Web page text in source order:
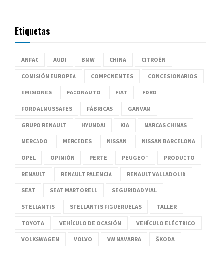
Etiquetas
ANFAC AUDI BMW CHINA CITROËN
COMISIÓN EUROPEA COMPONENTES CONCESIONARIOS
EMISIONES FACONAUTO FIAT FORD
FORD ALMUSSAFES FÁBRICAS GANVAM
GRUPO RENAULT HYUNDAI KIA MARCAS CHINAS
MERCADO MERCEDES NISSAN NISSAN BARCELONA
OPEL OPINIÓN PERTE PEUGEOT PRODUCTO
RENAULT RENAULT PALENCIA RENAULT VALLADOLID
SEAT SEAT MARTORELL SEGURIDAD VIAL
STELLANTIS STELLANTIS FIGUERUELAS TALLER
TOYOTA VEHÍCULO DE OCASIÓN VEHÍCULO ELÉCTRICO
VOLKSWAGEN VOLVO VW NAVARRA ŠKODA